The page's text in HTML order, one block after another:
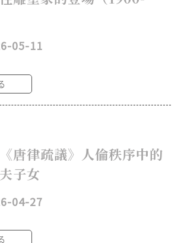
05-11
唐律疏議》人倫秩序中的
子女
04-27